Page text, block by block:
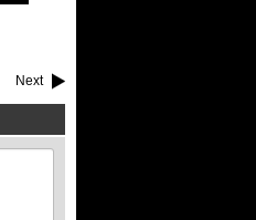
Next